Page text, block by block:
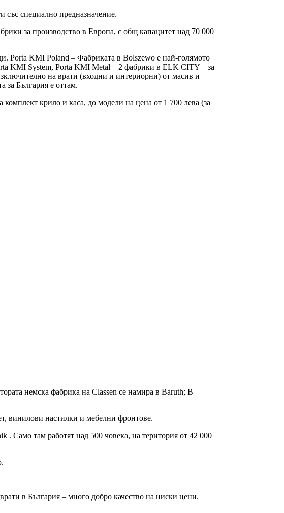
със специално предназначение.
за производство в Европа, с общ капацитет над 70 000
Porta KMI Poland – Фабриката в Bolszewo е най-голямото
KMI System, Porta KMI Metal – 2 фабрики в ELK CITY – за
на врати (входни и интериорни) от масив и
за България е оттам.
крило и каса, до модели на цена от 1 700 лева (за
немска фабрика на Classen се намира в Baruth; В
винилови настилки и мебелни фронтове.
Само там работят над 500 човека, на територия от 42 000
в България – много добро качество на ниски цени.